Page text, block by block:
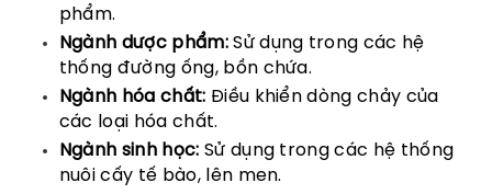
phẩm.
Ngành dược phẩm:Sử dụng trong các hệ
thống đường ống, bồn chứa.
Ngành hóa chất: Điều khiển dòng chảy của
các loại hóa chất.
Ngành sinh học: Sử dụng trong các hệ thống
nuôi cấy tế bào, lên men.